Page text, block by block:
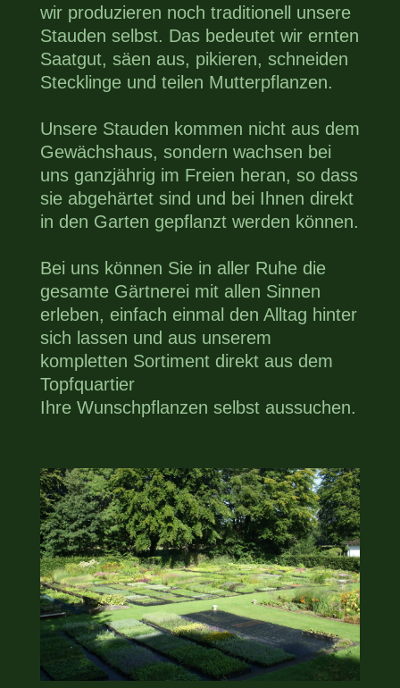
wir produzieren noch traditionell unsere
Stauden selbst. Das bedeutet wir ernten
Saatgut, säen aus, pikieren, schneiden
Stecklinge und teilen Mutterpflanzen.
Unsere Stauden kommen nicht aus dem
Gewächshaus, sondern wachsen bei
uns ganzjährig im Freien heran, so dass
sie abgehärtet sind und bei Ihnen direkt
in den Garten gepflanzt werden können.
Bei uns können Sie in aller Ruhe die
gesamte Gärtnerei mit allen Sinnen
erleben, einfach einmal den Alltag hinter
sich lassen und aus unserem
kompletten Sortiment direkt aus dem
Topfquartier
Ihre Wunschpflanzen selbst aussuchen.